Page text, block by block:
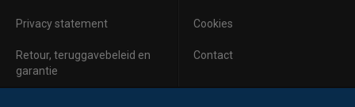
Privacy statement Cookies
Retour, teruggavebeleid en
garantie
Contact